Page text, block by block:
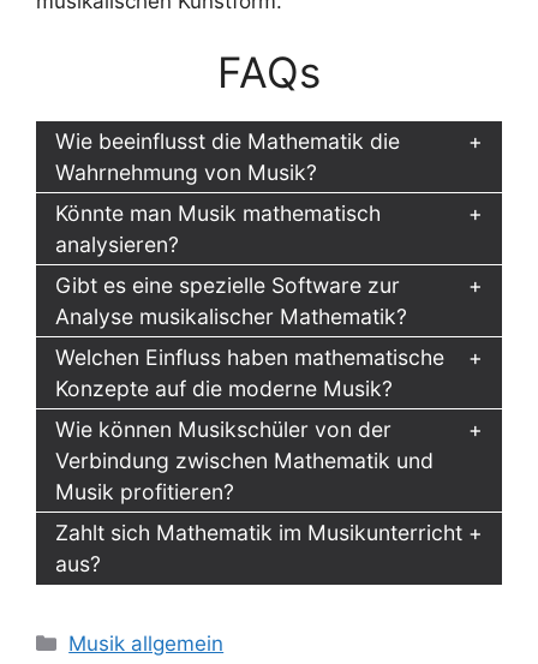
FAQs
Wie beeinflusst die Mathematik die
Wahrnehmung von Musik?
Könnte man Musik mathematisch
analysieren?
Gibt es eine spezielle Software zur
Analyse musikalischer Mathematik?
Welchen Einfluss haben mathematische
Konzepte auf die moderne Musik?
Wie können Musikschüler von der
Verbindung zwischen Mathematik und
Musik profitieren?
Zahlt sich Mathematik im Musikunterricht
aus?
Kategorien
Musik allgemein